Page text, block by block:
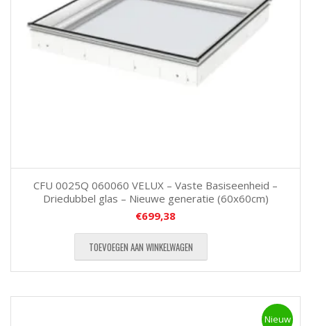
CFU 0025Q 060060 VELUX – Vaste Basiseenheid –
Driedubbel glas – Nieuwe generatie (60x60cm)
€699,38
TOEVOEGEN AAN WINKELWAGEN
Nieuw